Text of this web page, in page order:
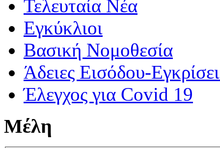
Τελευταία Νέα
Εγκύκλιοι
Βασική Νομοθεσία
Άδειες Εισόδου-
Έλεγχος για Covid 19
Μέλη